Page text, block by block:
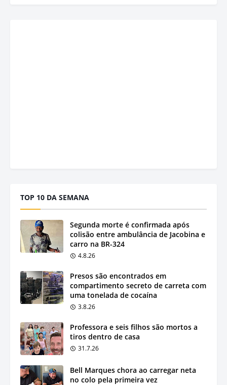
TOP 10 DA SEMANA
Segunda morte é confirmada após
colisão entre ambulância de Jacobina e
carro na BR-324
4.8.26
Presos são encontrados em
compartimento secreto de carreta com
uma tonelada de cocaína
3.8.26
Professora e seis filhos são mortos a
tiros dentro de casa
31.7.26
Bell Marques chora ao carregar neta
no colo pela primeira vez